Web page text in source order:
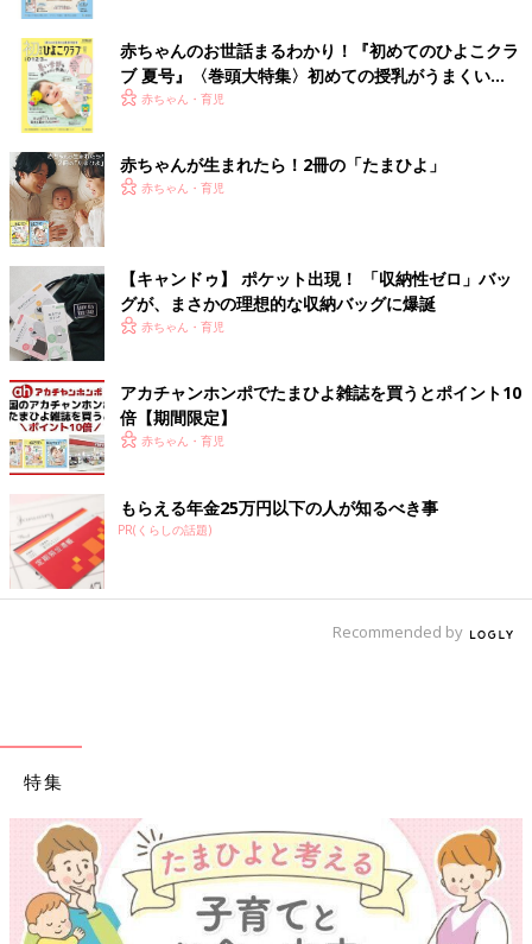
赤ちゃんのお世話まるわかり！『初めてのひよこクラ
ブ 夏号』〈巻頭大特集〉初めての授乳がうまくい
く！ おっぱい・ミルクの基本と夏のトラブル 解決テ
赤ちゃん・育児
赤ちゃんが生まれたら！2冊の「たまひよ」
赤ちゃん・育児
【キャンドゥ】 ポケット出現！ 「収納性ゼロ」バッ
グが、まさかの理想的な収納バッグに爆誕
赤ちゃん・育児
アカチャンホンポでたまひよ雑誌を買うとポイント10
倍【期間限定】
赤ちゃん・育児
もらえる年金25万円以下の人が知るべき事
PR(くらしの話題)
Recommended by
特集
【ワクチン接種できるものも】妊婦の感染症対策、知